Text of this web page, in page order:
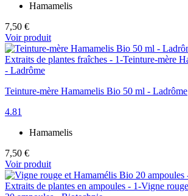
Hamamelis
7,50 €
Voir produit
Teinture-mère Hamamelis Bio 50 ml - Ladrôme
4.81
Hamamelis
7,50 €
Voir produit